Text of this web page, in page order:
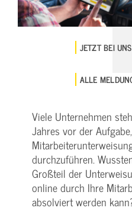
JETZT BEI
ALLE
Viele Unternehmen
Jahres vor der
durchzuführen.
Großteil der
online durch Ihre
absolviert werden